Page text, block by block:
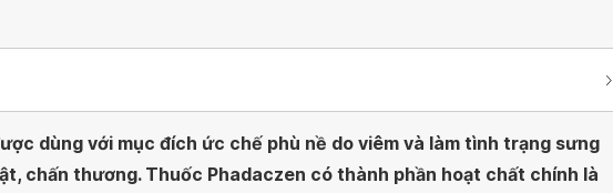
dùng với mục đích ức chế phù nề do viêm và làm tình trạng sưng
chấn thương. Thuốc Phadaczen có thành phần hoạt chất chính là